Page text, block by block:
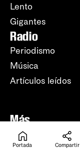
Lento
Gigantes
Radio
Periodismo
Música
Artículos leídos
Más
Lo más leído
Apuntes del día
Portada Compartir